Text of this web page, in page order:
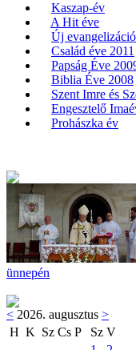
Kaszap-év
A Hit éve
Új
Család éve 2011
Papság Éve
Biblia Éve 2008
Szent Imre és
Engesztelő
Prohászka év
ünnepén
< 2026. augusztus >
H K Sz Cs P Sz V